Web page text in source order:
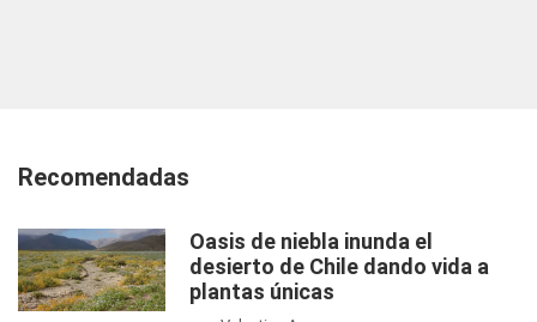
Recomendadas
Oasis de niebla inunda el
desierto de Chile dando vida a
plantas únicas